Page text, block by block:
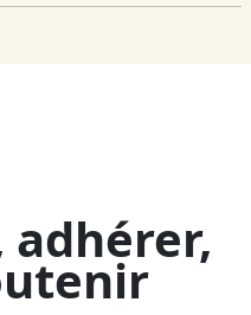
adhérer,